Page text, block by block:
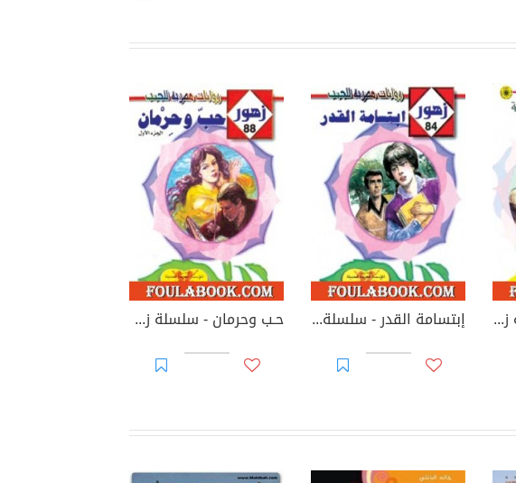
حب وكراهية - سلسلة زهور إبتسامة القدر - سلسلة زهور حـب وحرمان - سلسلة زهور